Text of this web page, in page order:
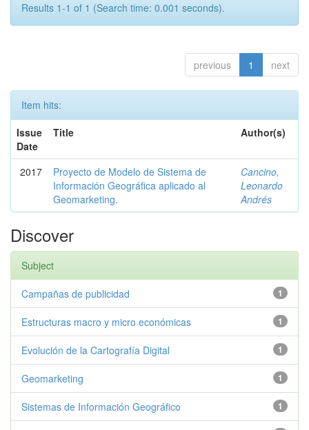
Results 1-1 of 1 (Search time: 0.001 seconds).
previous 1 next
Item hits:
Issue
Date
Title Author(s)
2017
Proyecto de Modelo de Sistema de
Información Geográfica aplicado al
Geomarketing.
Cancino,
Leonardo
Andrés
Discover
Subject
1
Campañas de publicidad
1
Estructuras macro y micro económicas
1
Evolución de la Cartografía Digital
1
Geomarketing
1
Sistemas de Información Geográfico